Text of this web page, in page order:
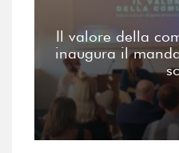
Il valore della
inaugura il